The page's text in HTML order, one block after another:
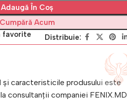
Adaugă În Coș
Cumpără Acum
favorite Distribuie:
și caracteristicile produsului este
consultanții companiei FENIX.MD